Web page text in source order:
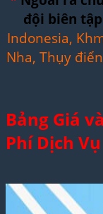
đội biên
Indonesia,
Nha, Thụy
Bảng Giá
Phí Dịch Vụ